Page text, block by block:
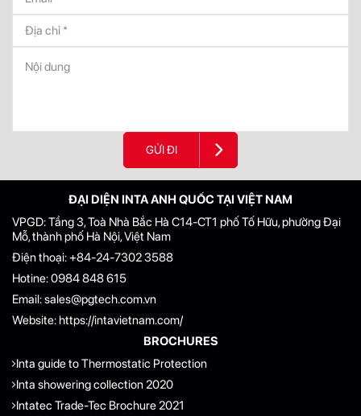
GỬI ĐI
ĐẠI DIỆN INTA ANH QUỐC TẠI VIỆT NAM
VPGD: Tầng 3, Toà Nhà Bắc Hà C14-CT1 phố Tố Hữu, phường Đại
Mỗ, thành phố Hà Nội, Việt Nam
Điện thoại:+84-24-7302 3588
Hotine:0984 848 615
Email:sales@pgtech.com.vn
Website:https://intavietnam.com/
BROCHURES
Inta guide to Thermostatic Protection
Inta showering collection 2020
Intatec Trade-Tec Brochure 2021